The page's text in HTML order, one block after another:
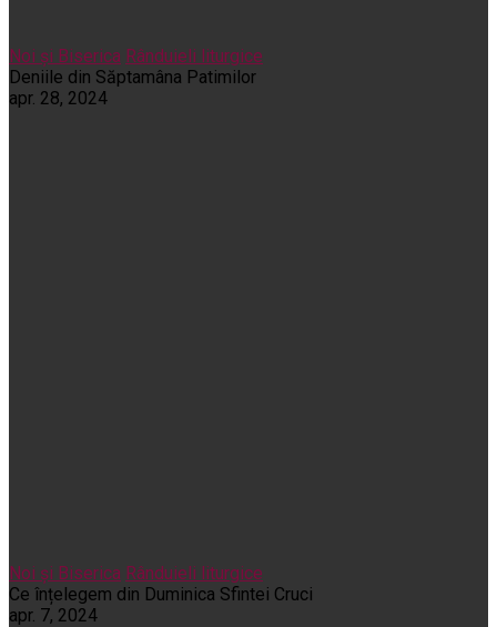
Noi și Biserica Rânduieli liturgice
Deniile din Săptamâna Patimilor
apr. 28, 2024
Noi și Biserica Rânduieli liturgice
Ce înțelegem din Duminica Sfintei Cruci
apr. 7, 2024